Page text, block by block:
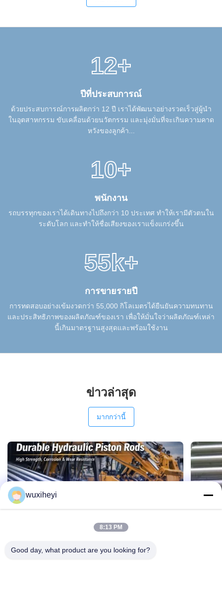
12+
ปีที่ประสบการณ์
ด้วยประสบการณ์การผลิตกว่า 12 ปี เราได้พัฒนาอย่างรวดเร็วสู่ผู้นำ
ในอุตสาหกรรม ขับเคลื่อนด้วยนวัตกรรม และมุ่งมั่นที่จะเกินความคาด
หวังของลูกค้า...
10+
พนักงาน
รถบรรทุกของเราได้เดินทางไปถึงกว่า 10 ประเทศ ทําให้เรามีตัวตนใน
ระดับโลก และทําให้ชื่อเสียงของเราแข็งแกร่งขึ้น
55k+
การขายรายปี
การทดสอบอย่างเข้มงวดกว่า 55,000 กิโลเมตรได้ยืนยันความทนทาน
และประสิทธิภาพของผลิตภัณฑ์ของเรา เพื่อให้มั่นใจว่าผลิตภัณฑ์เหล่า
นี้เกินมาตรฐานสูงสุดและพร้อมใช้งาน
ข่าวล่าสุด
มากกว่านี้
wuxiheyi
8:13 PM
Good day, what product are you looking for?